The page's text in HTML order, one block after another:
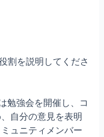
割を説明してくださ
勉強会を開催し、コ
自分の意見を表明
ュニティメンバー